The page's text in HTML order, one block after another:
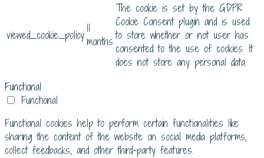
viewed_cookie_policy
11
months
The cookie is set by the GDPR
Cookie Consent plugin and is used
to store whether or not user has
consented to the use of cookies. It
does not store any personal data.
Functional
Functional
Functional cookies help to perform certain functionalities like
sharing the content of the website on social media platforms,
collect feedbacks, and other third-party features.